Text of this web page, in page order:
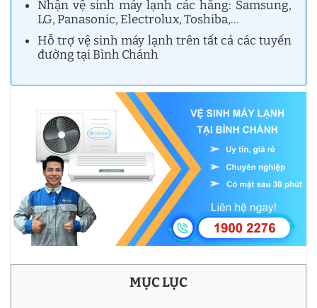
Nhận vệ sinh máy lạnh các hãng: Samsung,
LG, Panasonic, Electrolux, Toshiba,…
Hỗ trợ vệ sinh máy lạnh trên tất cả các tuyến
đường tại Bình Chánh
MỤC LỤC